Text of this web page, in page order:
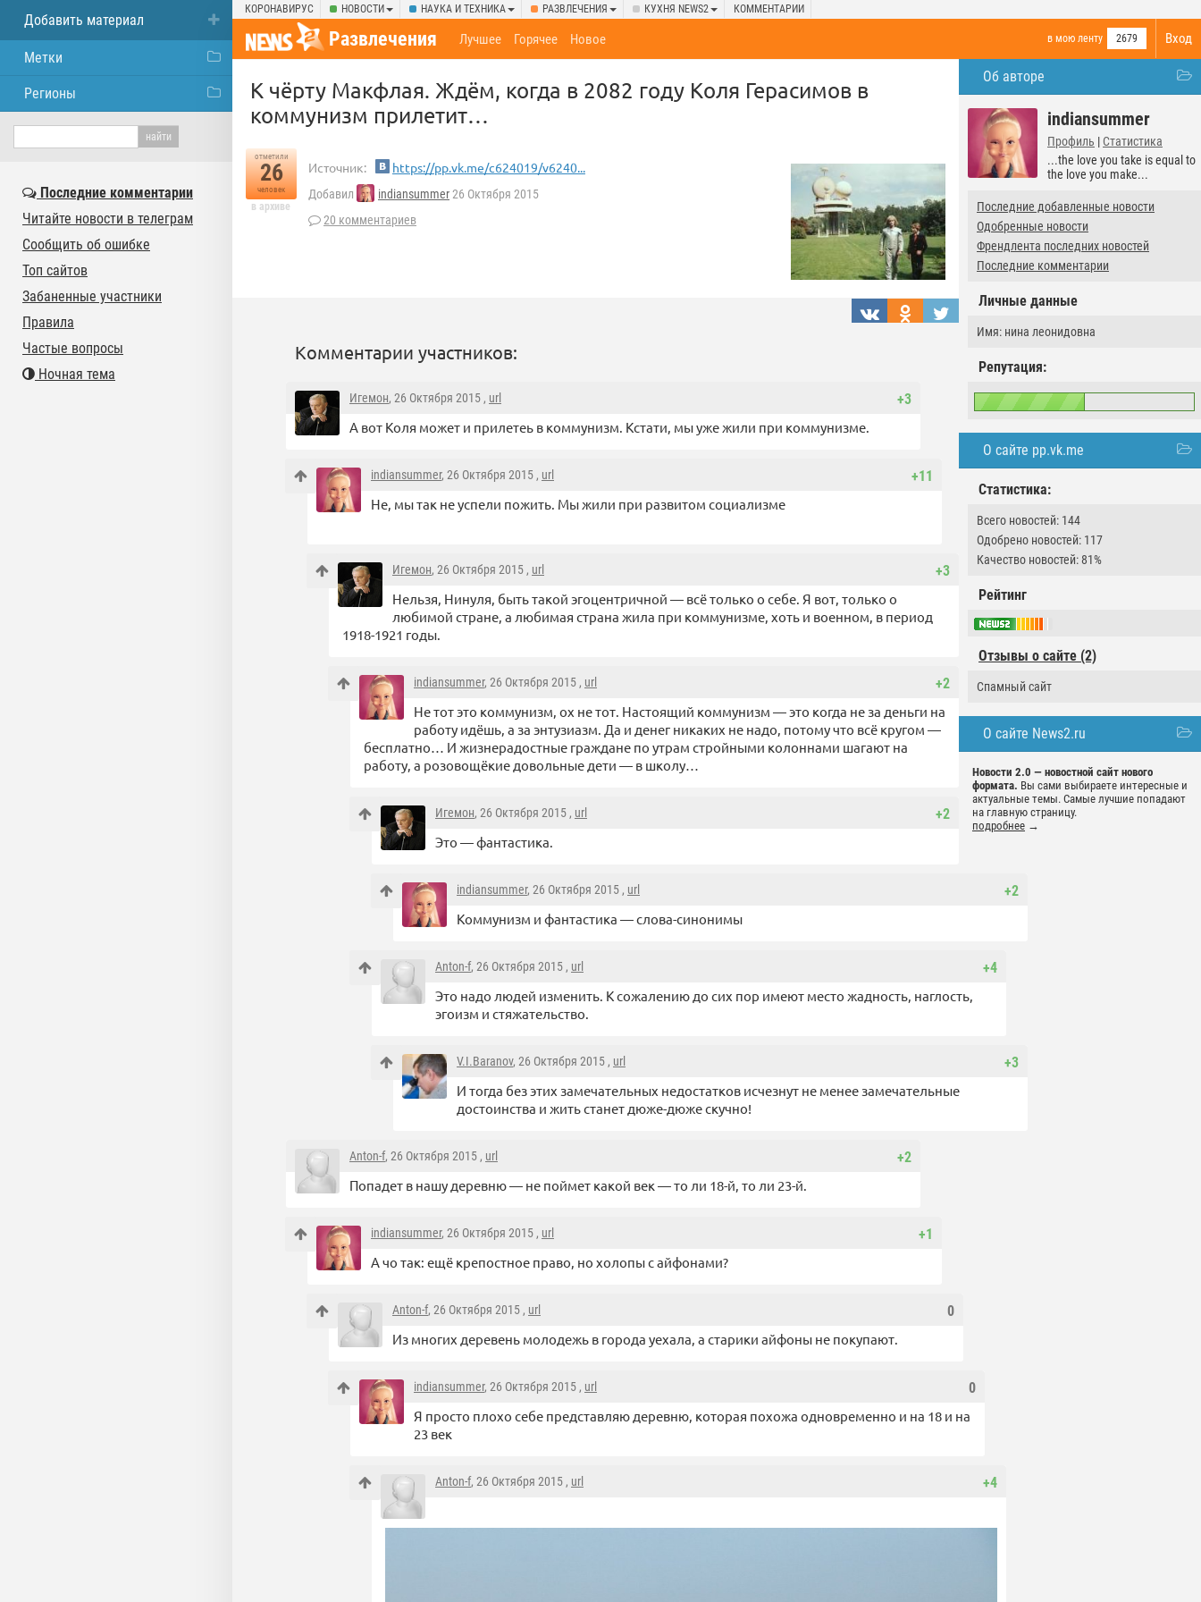
КОРОНАВИРУС НОВОСТИ НАУКА И ТЕХНИКА РАЗВЛЕЧЕНИЯ КУХНЯ NEWS2 КОММЕНТАРИИ
Вход
Развлечения в мою ленту 2679
Лучшее Горячее Новое
Об авторе
indiansummer
Профиль | Статистика
...the love you take is equal to
the love you make...
Последние добавленные новости
Одобренные новости
Френдлента последних новостей
Последние комментарии
Личные данные
Имя: нина леонидовна
Репутация:
О сайте pp.vk.me
Статистика:
Всего новостей: 144
Одобрено новостей: 117
Качество новостей: 81%
Рейтинг
Отзывы о сайте (2)
Спамный сайт
О сайте News2.ru
Новости 2.0 — новостной сайт нового
формата. Вы сами выбираете интересные и
актуальные темы. Самые лучшие попадают
на главную страницу.
подробнее →
К чёрту Макфлая. Ждём, когда в 2082 году Коля Герасимов в
коммунизм прилетит…
отметили
26
человек
в архиве
Источник: https://pp.vk.me/c624019/v6240...
Добавил indiansummer26 Октября 2015
20 комментариев
Комментарии участников:
+3
Игемон, 26 Октября 2015 , url
А вот Коля может и прилетеь в коммунизм. Кстати, мы уже жили при коммунизме.
+11
indiansummer, 26 Октября 2015 , url
Не, мы так не успели пожить. Мы жили при развитом социализме
+3
Игемон, 26 Октября 2015 , url
Нельзя, Нинуля, быть такой эгоцентричной — всё только о себе. Я вот, только о
любимой стране, а любимая страна жила при коммунизме, хоть и военном, в период
1918-1921 годы.
+2
indiansummer, 26 Октября 2015 , url
Не тот это коммунизм, ох не тот. Настоящий коммунизм — это когда не за деньги на
работу идёшь, а за энтузиазм. Да и денег никаких не надо, потому что всё кругом —
бесплатно… И жизнерадостные граждане по утрам стройными колоннами шагают на
работу, а розовощёкие довольные дети — в школу…
+2
Игемон, 26 Октября 2015 , url
Это — фантастика.
+2
indiansummer, 26 Октября 2015 , url
Коммунизм и фантастика — слова-синонимы
+4
Anton-f, 26 Октября 2015 , url
Это надо людей изменить. К сожалению до сих пор имеют место жадность, наглость,
эгоизм и стяжательство.
+3
V.I.Baranov, 26 Октября 2015 , url
И тогда без этих замечательных недостатков исчезнут не менее замечательные
достоинства и жить станет дюже-дюже скучно!
+2
Anton-f, 26 Октября 2015 , url
Попадет в нашу деревню — не поймет какой век — то ли 18-й, то ли 23-й.
+1
indiansummer, 26 Октября 2015 , url
А чо так: ещё крепостное право, но холопы с айфонами?
0
Anton-f, 26 Октября 2015 , url
Из многих деревень молодежь в города уехала, а старики айфоны не покупают.
0
indiansummer, 26 Октября 2015 , url
Я просто плохо себе представляю деревню, которая похожа одновременно и на 18 и на
23 век
+4
Anton-f, 26 Октября 2015 , url
Добавить материал
Метки
Регионы
Последние комментарии
Читайте новости в телеграм
Сообщить об ошибке
Топ сайтов
Забаненные участники
Правила
Частые вопросы
Ночная тема